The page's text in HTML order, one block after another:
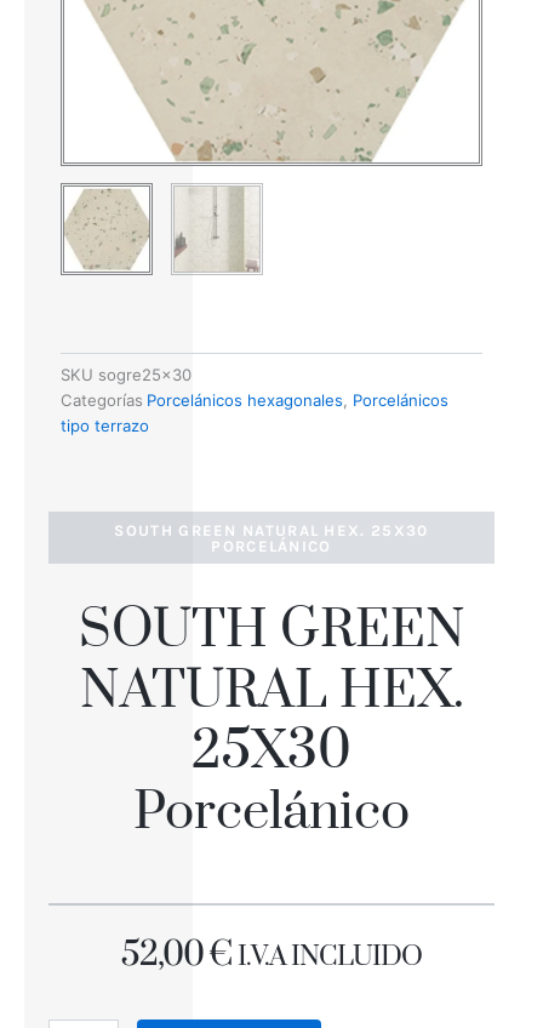
SKU sogre25x30
Categorías Porcelánicos hexagonales
Porcelánicos
tipo terrazo
SOUTH GREEN NATURAL HEX. 25X30
PORCELÁNICO
SOUTH GREEN
NATURAL HEX.
25X30
Porcelánico
52,00€ I.V.A INCLUIDO
SOUTH